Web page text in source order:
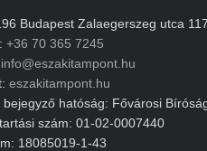
Budapest Zalaegerszeg utca 117.
+36 70 365 7245
eszakitampont.hu
bejegyző hatóság: Fővárosi Bíróság
szám: 01-02-0007440
18085019-1-43